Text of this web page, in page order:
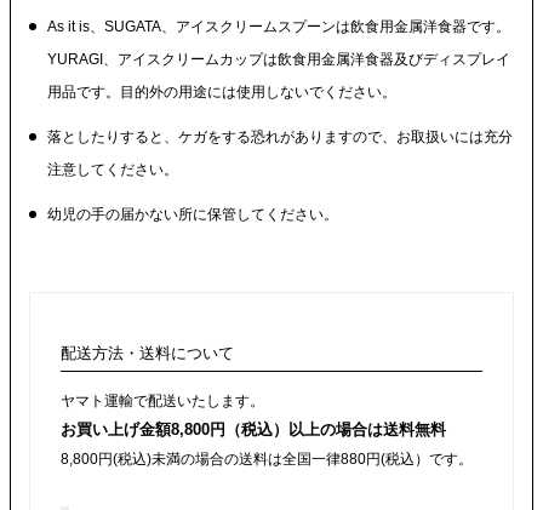
As it is、SUGATA、アイスクリームスプーンは飲食用金属洋食器です。
YURAGI、アイスクリームカップは飲食用金属洋食器及びディスプレイ
用品です。目的外の用途には使用しないでください。
落としたりすると、ケガをする恐れがありますので、お取扱いには充分
注意してください。
幼児の手の届かない所に保管してください。
配送方法・送料について
ヤマト運輸で配送いたします。
お買い上げ金額8,800円（税込）以上の場合は送料無料
8,800円(税込)未満の場合の送料は全国一律880円(税込）です。